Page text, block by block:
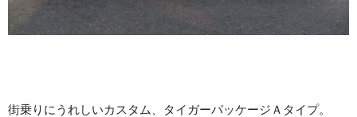
街乗りにうれしいカスタム、タイガーパッケージＡタイプ。